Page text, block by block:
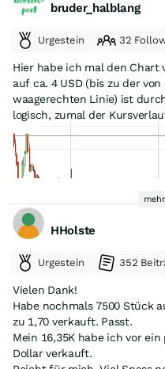
bruder_halblang
Urgestein 32
Hier habe ich mal den Chart
auf ca. 4 USD (bis zu der von mir eingezeichneten
waagerechten Linie) ist durchaus schnell mal möglich und
logisch, zumal der Kursverlauf der letzten Monate
Bodenbildung vermuten lässt und die
angezogen sind.
HHolste
Urgestein 352
Vielen Dank!
Habe nochmals 7500 Stück
zu 1,70 verkauft. Passt.
Mein 16,35K habe ich vor ein
Dollar verkauft.